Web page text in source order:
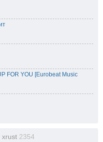
FOR YOU [Eurobeat Music
xrust 2354